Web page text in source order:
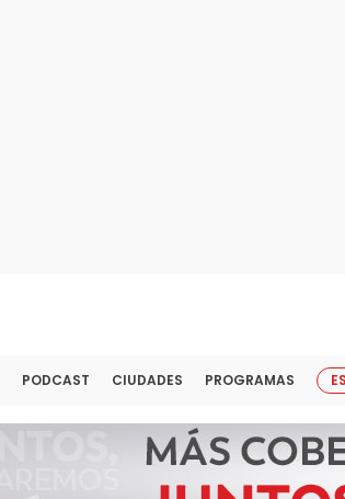
PODCAST CIUDADES PROGRAMAS